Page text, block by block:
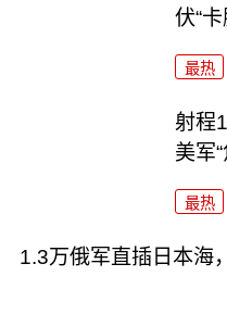
伏“卡
最热
射程
美军“
最热
1.3万俄军直插日本海